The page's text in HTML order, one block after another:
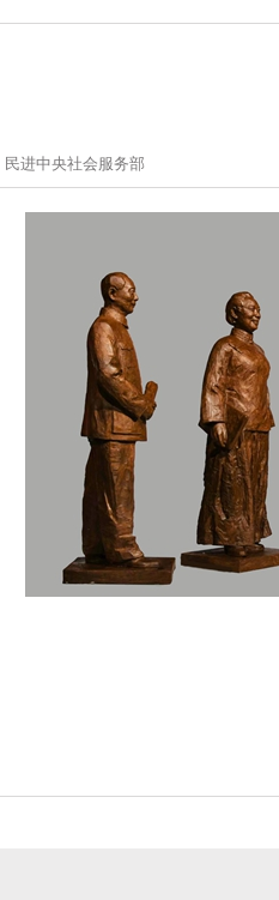
民进中央社会服务部